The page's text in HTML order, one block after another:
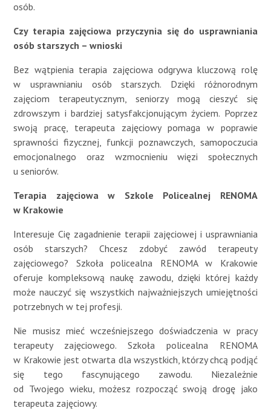
osób.
Czy terapia zajęciowa przyczynia się do usprawniania
osób starszych – wnioski
Bez wątpienia terapia zajęciowa odgrywa kluczową rolę
w usprawnianiu osób starszych. Dzięki różnorodnym
zajęciom terapeutycznym, seniorzy mogą cieszyć się
zdrowszym i bardziej satysfakcjonującym życiem. Poprzez
swoją pracę, terapeuta zajęciowy pomaga w poprawie
sprawności fizycznej, funkcji poznawczych, samopoczucia
emocjonalnego oraz wzmocnieniu więzi społecznych
u seniorów.
Terapia zajęciowa w Szkole Policealnej RENOMA
w Krakowie
Interesuje Cię zagadnienie terapii zajęciowej i usprawniania
osób starszych? Chcesz zdobyć zawód terapeuty
zajęciowego? Szkoła policealna RENOMA w Krakowie
oferuje kompleksową naukę zawodu, dzięki której każdy
może nauczyć się wszystkich najważniejszych umiejętności
potrzebnych w tej profesji.
Nie musisz mieć wcześniejszego doświadczenia w pracy
terapeuty zajęciowego. Szkoła policealna RENOMA
w Krakowie jest otwarta dla wszystkich, którzy chcą podjąć
się tego fascynującego zawodu. Niezależnie
od Twojego wieku, możesz rozpocząć swoją drogę jako
terapeuta zajęciowy.